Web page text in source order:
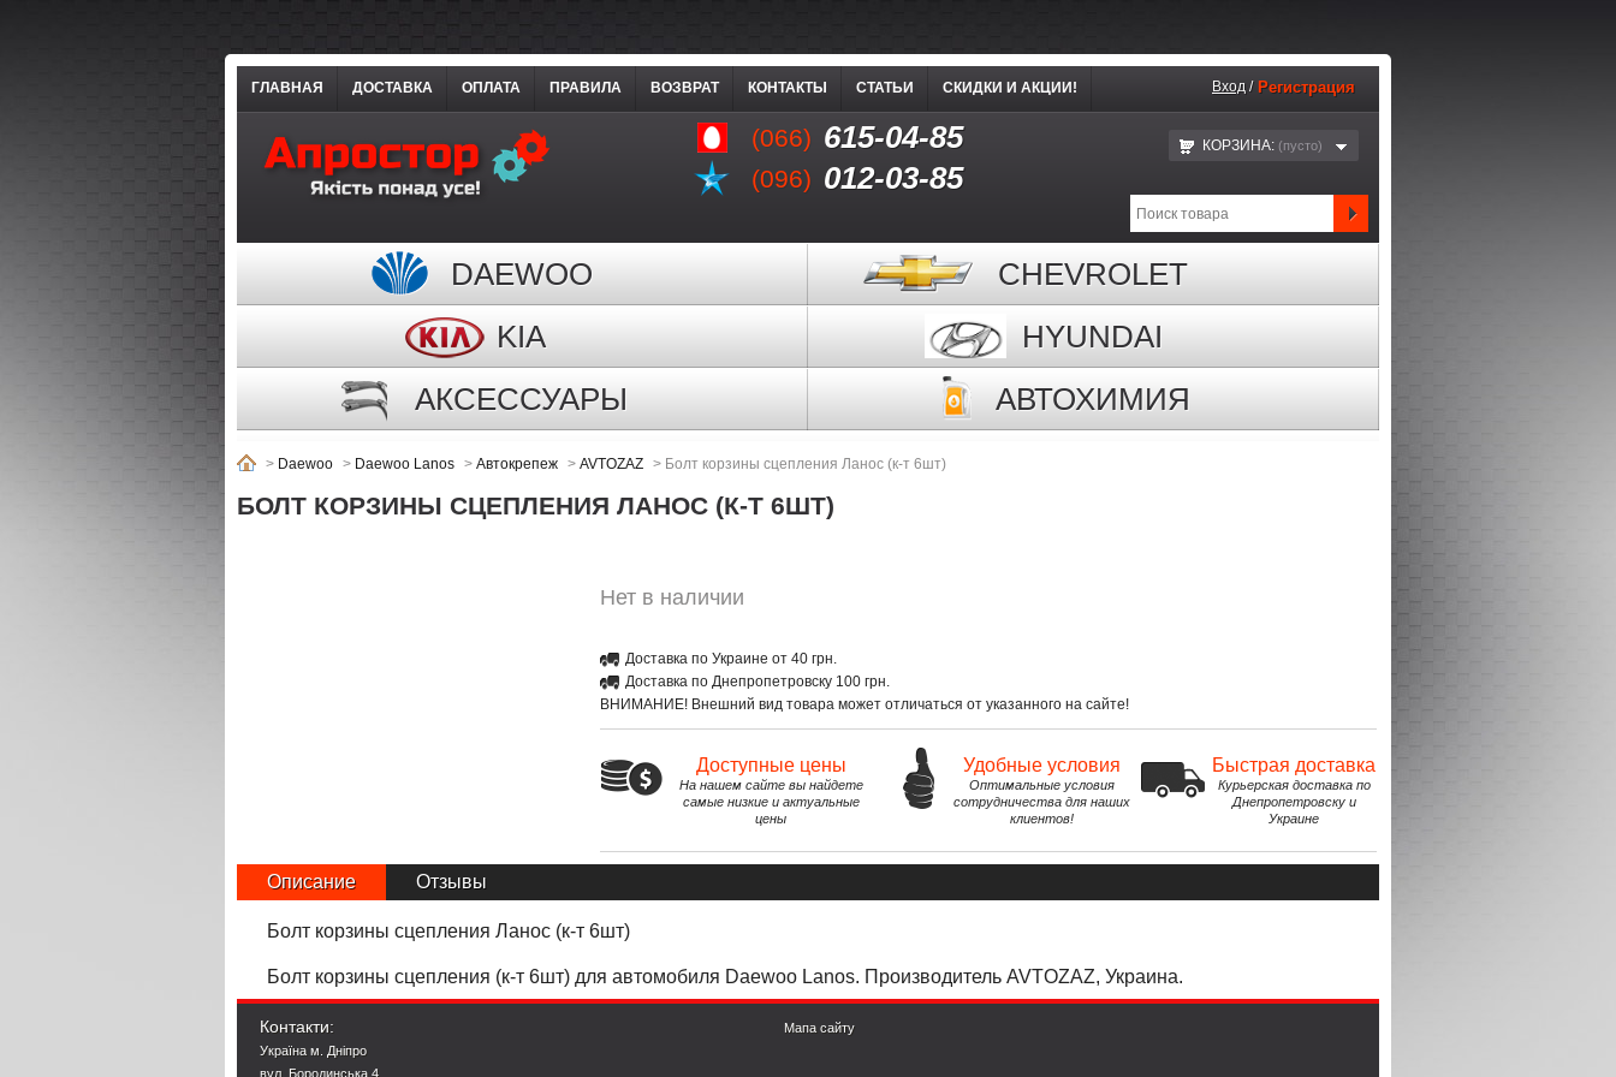
(066) 615-04-85
(096) 012-03-85
ГЛАВНАЯ ДОСТАВКА ОПЛАТА ПРАВИЛА ВОЗВРАТ КОНТАКТЫ СТАТЬИ СКИДКИ И АКЦИИ! Вход / Регистрация
КОРЗИНА: (пустo)
DAEWOO
CHEVROLET
KIA
HYUNDAI
АКСЕССУАРЫ
АВТОХИМИЯ
> Daewoo > Daewoo Lanos > Автокрепеж > AVTOZAZ > Болт корзины сцепления Ланос (к-т 6шт)
БОЛТ КОРЗИНЫ СЦЕПЛЕНИЯ ЛАНОС (К-Т 6ШТ)
Нет в наличии
Доставка по Украине от 40 грн.
Доставка по Днепропетровску 100 грн.
ВНИМАНИЕ! Внешний вид товара может отличаться от указанного на сайте!
Доступные цены
На нашем сайте вы найдете
самые низкие и актуальные
цены
Удобные условия
Оптимальные условия
сотрудничества для наших
клиентов!
Быстрая доставка
Курьерская доставка по
Днепропетровску и
Украине
Описание Отзывы
Болт корзины сцепления Ланос (к-т 6шт)
Болт корзины сцепления (к-т 6шт) для автомобиля Daewoo Lanos. Производитель AVTOZAZ, Украина.
Контакти:
Україна м. Дніпро
вул. Бородинська 4
Мапа сайту